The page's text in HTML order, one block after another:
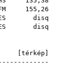
155,26
disq
disq
[ térkép